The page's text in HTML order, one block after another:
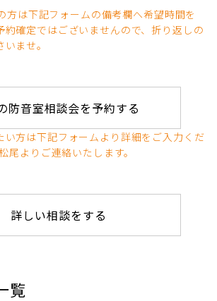
方は下記フォームの備考欄へ希望時間を
約確定ではございませんので、折り返しの
ませ。
防音室相談会を予約する
い方は下記フォームより詳細をご入力くだ
尾よりご連絡いたします。
詳しい相談をする
覧